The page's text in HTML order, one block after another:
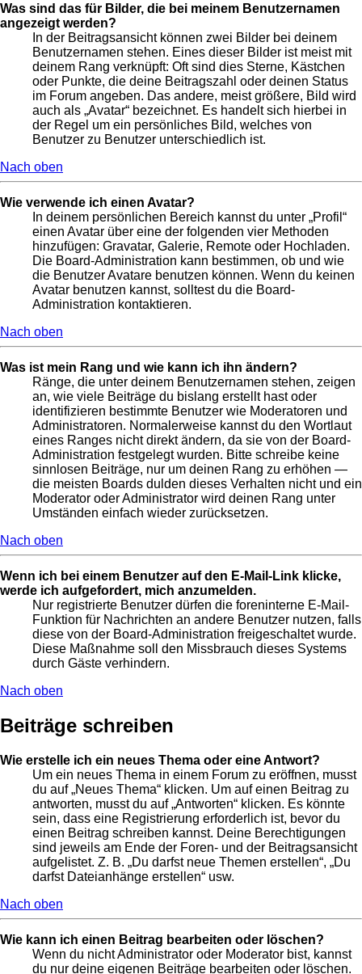
Was sind das für Bilder, die bei meinem Benutzernamen
angezeigt werden?
In der Beitragsansicht können zwei Bilder bei deinem
Benutzernamen stehen. Eines dieser Bilder ist meist mit
deinem Rang verknüpft: Oft sind dies Sterne, Kästchen
oder Punkte, die deine Beitragszahl oder deinen Status
im Forum angeben. Das andere, meist größere, Bild wird
auch als „Avatar“ bezeichnet. Es handelt sich hierbei in
der Regel um ein persönliches Bild, welches von
Benutzer zu Benutzer unterschiedlich ist.
Nach oben
Wie verwende ich einen Avatar?
In deinem persönlichen Bereich kannst du unter „Profil“
einen Avatar über eine der folgenden vier Methoden
hinzufügen: Gravatar, Galerie, Remote oder Hochladen.
Die Board-Administration kann bestimmen, ob und wie
die Benutzer Avatare benutzen können. Wenn du keinen
Avatar benutzen kannst, solltest du die Board-
Administration kontaktieren.
Nach oben
Was ist mein Rang und wie kann ich ihn ändern?
Ränge, die unter deinem Benutzernamen stehen, zeigen
an, wie viele Beiträge du bislang erstellt hast oder
identifizieren bestimmte Benutzer wie Moderatoren und
Administratoren. Normalerweise kannst du den Wortlaut
eines Ranges nicht direkt ändern, da sie von der Board-
Administration festgelegt wurden. Bitte schreibe keine
sinnlosen Beiträge, nur um deinen Rang zu erhöhen —
die meisten Boards dulden dieses Verhalten nicht und ein
Moderator oder Administrator wird deinen Rang unter
Umständen einfach wieder zurücksetzen.
Nach oben
Wenn ich bei einem Benutzer auf den E-Mail-Link klicke,
werde ich aufgefordert, mich anzumelden.
Nur registrierte Benutzer dürfen die foreninterne E-Mail-
Funktion für Nachrichten an andere Benutzer nutzen, falls
diese von der Board-Administration freigeschaltet wurde.
Diese Maßnahme soll den Missbrauch dieses Systems
durch Gäste verhindern.
Nach oben
Beiträge schreiben
Wie erstelle ich ein neues Thema oder eine Antwort?
Um ein neues Thema in einem Forum zu eröffnen, musst
du auf „Neues Thema“ klicken. Um auf einen Beitrag zu
antworten, musst du auf „Antworten“ klicken. Es könnte
sein, dass eine Registrierung erforderlich ist, bevor du
einen Beitrag schreiben kannst. Deine Berechtigungen
sind jeweils am Ende der Foren- und der Beitragsansicht
aufgelistet. Z. B. „Du darfst neue Themen erstellen“, „Du
darfst Dateianhänge erstellen“ usw.
Nach oben
Wie kann ich einen Beitrag bearbeiten oder löschen?
Wenn du nicht Administrator oder Moderator bist, kannst
du nur deine eigenen Beiträge bearbeiten oder löschen.